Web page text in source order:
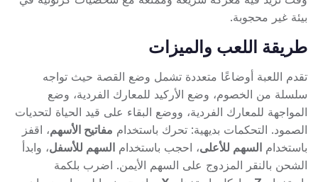
بيئة غير محجوبة.
طريقة اللعب والميزات
تقدم اللعبة أوضاعًا متعددة تشمل وضع القصة حيث تواجه
سلسلة من الخصوم، وضع الأركيد للمعارك الفردية، وضع
المواجهة للمعارك الفردية، ووضع البقاء على قيد الحياة لتحديات
الصمود. التحكمات بديهية: تحرك باستخدام مفاتيح الأسهم، اقفز
باستخدام السهم للأعلى، احجب باستخدام السهم للأسفل، وابدأ
الشحن بالنقر المزدوج على السهم الأيمن. اضرب بلكمة